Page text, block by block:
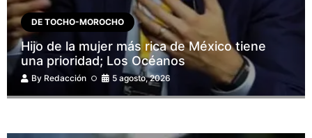
DE TOCHO-MOROCHO
Hijo de la mujer más rica de México tiene
una prioridad; Los Océanos
By Redacción 5 agosto, 2026